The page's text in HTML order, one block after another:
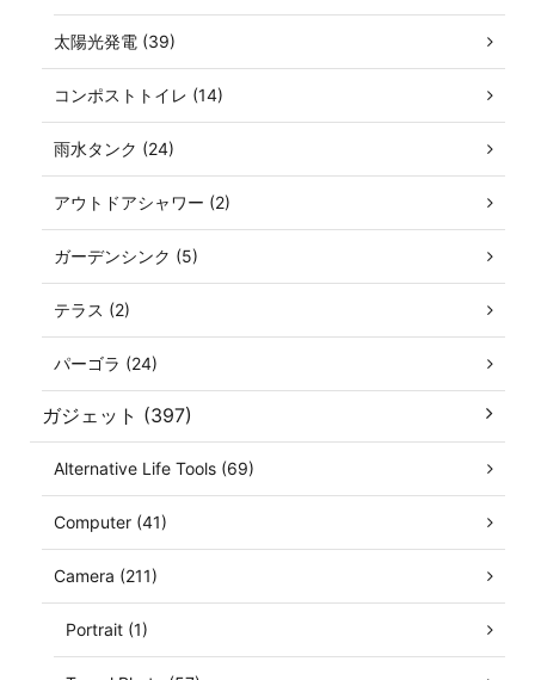
太陽光発電 (39)
コンポストトイレ (14)
雨水タンク (24)
アウトドアシャワー (2)
ガーデンシンク (5)
テラス (2)
パーゴラ (24)
ガジェット (397)
Alternative Life Tools (69)
Computer (41)
Camera (211)
Portrait (1)